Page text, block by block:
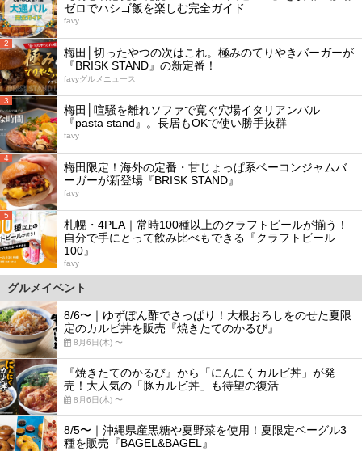
ゼロでハシゴ飯を楽しむ完全ガイド
favy
2
梅田│切ったやつの次はこれ。極みのてりやきバーガーが
『BRISK STAND』の新定番！
favyグルメニュース
3
梅田│喧騒を離れソファで寛ぐ穴場イタリアンバル
『pasta stand』。長居もOKで使い勝手抜群
favy
4
梅田限定！海外の定番・甘じょっぱ系ベーコンジャムバ
ーガーが新登場『BRISK STAND』
favy
5
札幌・4PLA｜常時100種以上のクラフトビールが揃う！
自分で手にとって飲み比べもできる『クラフトビール
100』
favy
グルメイベント
8/6〜｜ゆずぽん酢でさっぱり！大根おろしをのせた夏限
定のカルビ丼を販売『焼きたてのかるび』
8月6日(木) 〜
『焼きたてのかるび』から「にんにくカルビ丼」が発
売！大人気の「豚カルビ丼」も待望の復活
8月6日(木) 〜
8/5〜｜沖縄県産黒糖や夏野菜を使用！夏限定ベーグル3
種を販売『BAGEL&BAGEL』